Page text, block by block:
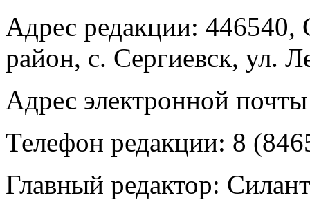
Адрес редакции: 446540,
район, с. Сергиевск, ул.
Адрес электронной
Телефон редакции: 8
Главный редактор: